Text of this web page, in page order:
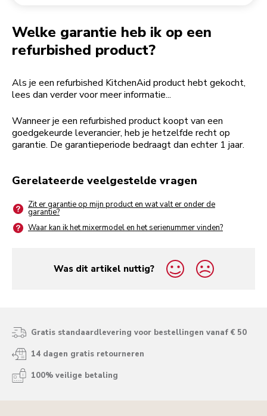
Welke garantie heb ik op een
refurbished product?
Als je een refurbished KitchenAid product hebt gekocht,
lees dan verder voor meer informatie...
Wanneer je een refurbished product koopt van een
goedgekeurde leverancier, heb je hetzelfde recht op
garantie. De garantieperiode bedraagt dan echter 1 jaar.
Gerelateerde veelgestelde vragen
Zit er garantie op mijn product en wat valt er onder de
garantie?
Waar kan ik het mixermodel en het serienummer vinden?
Was dit artikel nuttig?
yes
no
Gratis standaardlevering voor bestellingen vanaf € 50
14 dagen gratis retourneren
100% veilige betaling